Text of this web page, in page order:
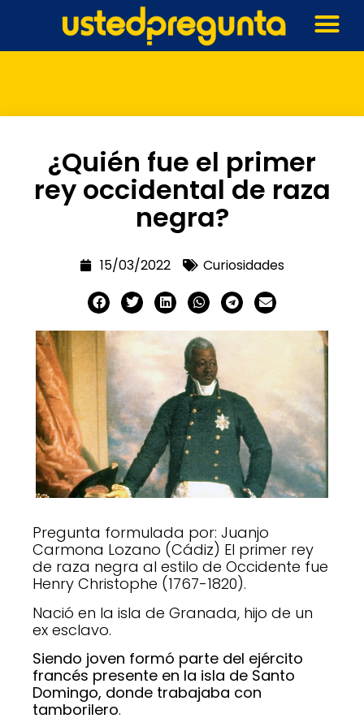
¿Quién fue el primer
rey occidental de raza
negra?
15/03/2022 Curiosidades
Pregunta formulada por: Juanjo
Carmona Lozano (Cádiz) El primer rey
de raza negra al estilo de Occidente fue
Henry Christophe (1767-1820).
Nació en la isla de Granada, hijo de un
ex esclavo.
Siendo joven formó parte del ejército
francés presente en la isla de Santo
Domingo, donde trabajaba con
tamborilero.